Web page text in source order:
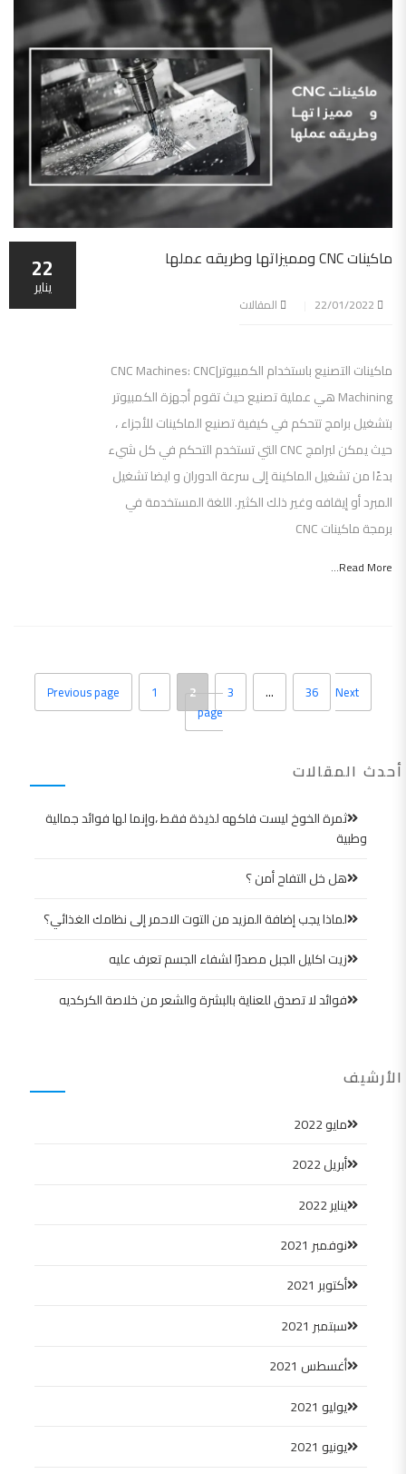
ماكينات CNC ومميزاتها وطريقه عملها
المقالات
ماكينات التصنيع باستخدام الكمبيوتر|CNC Machines: CNC
Machining هي عملية تصنيع حيث تقوم أجهزة الكمبيوتر
بتشغيل برامج تتحكم في كيفية تصنيع الماكينات للأجزاء ،
حيث يمكن لبرامج CNC التي تستخدم التحكم في كل شيء
بدءًا من تشغيل الماكينة إلى سرعة الدوران و ايضا تشغيل
المبرد أو إيقافه وغير ذلك الكثير. اللغة المستخدمة في
برمجة ماكينات CNC
Read More...
22
يناير
Previous page 1 2 3 … 36
Next
page
أحدث المقالات
ثمرة الخوخ ليست فاكهه لذيذة فقط ،وإنما لها فوائد جمالية
وطبية
هل خل التفاح أمن ؟
لماذا يجب إضافة المزيد من التوت الاحمر إلى نظامك الغذائي؟
زيت اكليل الجبل مصدرًا لشفاء الجسم تعرف عليه
فوائد لا تصدق للعناية بالبشرة والشعر من خلاصة الكركديه
الأرشيف
مايو 2022
أبريل 2022
يناير 2022
نوفمبر 2021
أكتوبر 2021
سبتمبر 2021
أغسطس 2021
يوليو 2021
يونيو 2021